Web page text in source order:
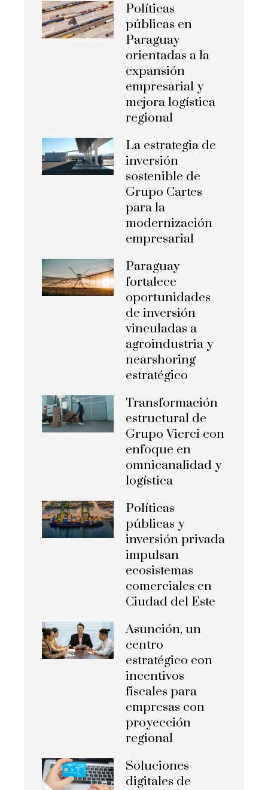
Políticas
públicas en
Paraguay
orientadas a la
expansión
empresarial y
mejora logística
regional
La estrategia de
inversión
sostenible de
Grupo Cartes
para la
modernización
empresarial
Paraguay
fortalece
oportunidades
de inversión
vinculadas a
agroindustria y
nearshoring
estratégico
Transformación
estructural de
Grupo Vierci con
enfoque en
omnicanalidad y
logística
Políticas
públicas y
inversión privada
impulsan
ecosistemas
comerciales en
Ciudad del Este
Asunción, un
centro
estratégico con
incentivos
fiscales para
empresas con
proyección
regional
Soluciones
digitales de